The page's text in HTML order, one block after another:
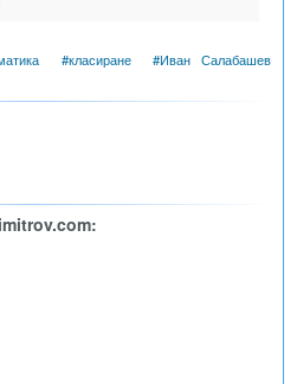
#класиране #Иван Салабашев